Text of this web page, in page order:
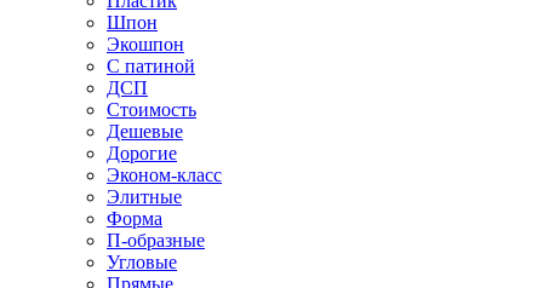
Шпон
Экошпон
С патиной
ДСП
Стоимость
Дешевые
Дорогие
Эконом-класс
Элитные
Форма
П-образные
Угловые
Прямые